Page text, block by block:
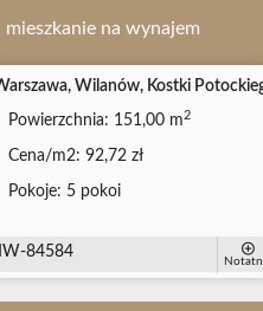
mieszkanie na wynajem
Wilanów, Kostki
Powierzchnia: 151,00 m 2
Cena/m2: 92,72 zł
Pokoje: 5 pokoi
84584